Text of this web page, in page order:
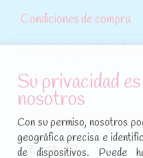
Condiciones de compra
Política de cookies
SÍGUENOS EN
Encuéntranos en:
Su privacidad
nosotros
Con su permiso, nosotros
geográfica precisa e
de dispositivos. Puede